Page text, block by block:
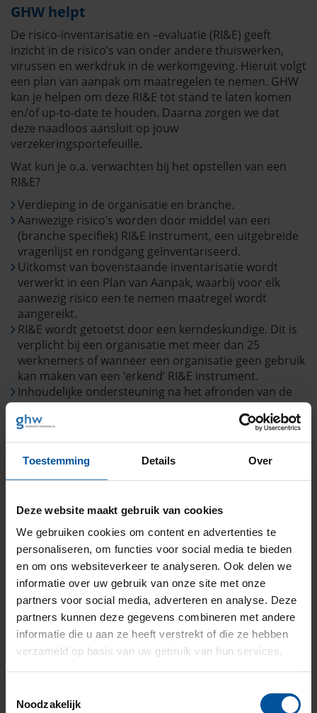
Toestemming Details Over
Deze website maakt gebruik van cookies
We gebruiken cookies om content en advertenties te
personaliseren, om functies voor social media te bieden
en om ons websiteverkeer te analyseren. Ook delen we
informatie over uw gebruik van onze site met onze
partners voor social media, adverteren en analyse. Deze
partners kunnen deze gegevens combineren met andere
informatie die u aan ze heeft verstrekt of die ze hebben
verzameld op basis van uw gebruik van hun services.
Noodzakelijk
GHW helpt
De risico-inventarisatie en –evaluatie (RI&E) geeft
inzicht in de risico’s van onder andere thuiswerken,
virussen en werkdruk in de werkomgeving. Hieruit volgt
een plan van aanpak om maatregelen te nemen. GHW
kan je helpen om deze RI&E tot stand te laten komen
en/of up-to-date te houden. Daarna zorgen we dat
deze naadloos aansluit op jouw
verzekeringsportefeuille.
Wat kun je o.a. verwachten bij het opstellen van een
RI&E?
Verdieping in de organisatie en branche.
Aanwezige risico’s worden door middel van een
(branche specifiek) RI&E instrument, een uitgebreide
vragenlijst en rondgang geïnventariseerd.
Uitkomst van bovenstaande inventarisatie wordt
verwerkt in een Plan van Aanpak, waarbij voor elk
aanwezig risico een te nemen maatregel wordt
aangereikt.
RI&E wordt getoetst door een kerndeskundige. Dit is
verplicht bij een organisatie met meer dan 25
werknemers of wanneer een organisatie geen gebruik
kan maken van een ‘erkend’ RI&E instrument.
Inhoudelijke ondersteuning na het afronden van de
RI&E.
Afgelopen jaar is het werk voor veel bedrijven drastisch
coronamaatregelen zijn. Wat veel werkgevers vergeten
ook op te nemen in de RI&E. Een coronaprotocol heeft
namelijk geen juridische status binnen de Arbowet.
Ook niet als deze door de sociale partners uit de
branche is opgesteld.
Naast maatregelen op de werkvloer zijn er ook nieuwe
vraagstukken als het gaat om de gezondheid van
werknemers die thuiswerken. Uit verschillende
onderzoeken blijkt dat thuiswerken steeds een vastere
dat corona een verplicht onderdeel is geworden in de